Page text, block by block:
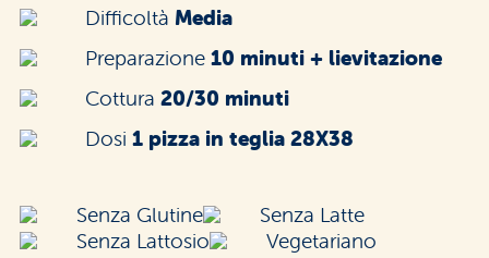
Difficoltà Media
Preparazione 10 minuti + lievitazione
Cottura 20/30 minuti
Dosi 1 pizza in teglia 28X38
Senza Glutine
Senza Latte
Senza Lattosio
Vegetariano